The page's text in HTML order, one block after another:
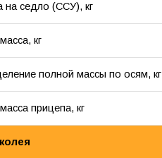
на седло (ССУ), кг
кг
полной массы по осям, кг
прицепа, кг